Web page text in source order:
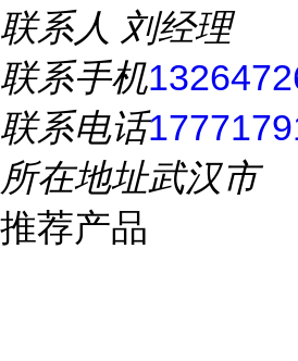
联系人 刘经理
联系手机
联系电话
所在地址武汉市
推荐产品